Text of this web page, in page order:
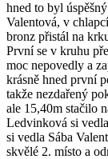
hned to byl
Valentová, v
bronz přistál na
První se v kruhu
moc nepovedly a
krásně hned první
takže nezdařený
ale 15,40m stačilo
Ledvinková si
si vedla Sába
skvělé 2. místo a